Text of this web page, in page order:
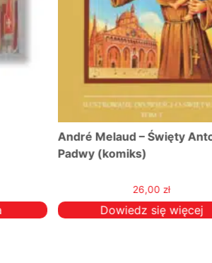
André Melaud – Święty
Padwy (komiks)
26,00 zł
Dowiedz się więcej